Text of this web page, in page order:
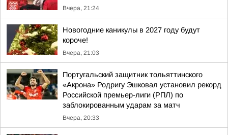
Вчера, 21:24
Новогодние каникулы в 2027 году будут
короче!
Вчера, 21:03
Португальский защитник тольяттинского
«Акрона» Родригу Эшковал установил рекорд
Российской премьер-лиги (РПЛ) по
заблокированным ударам за матч
Вчера, 20:33